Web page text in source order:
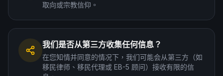
取向或宗教信仰。
我们是否从第三方收集任何信息？
在您知情并同意的情况下，我们可能会从第三方（如
移民律师、移民代理或 EB-5 顾问）接收有限的信